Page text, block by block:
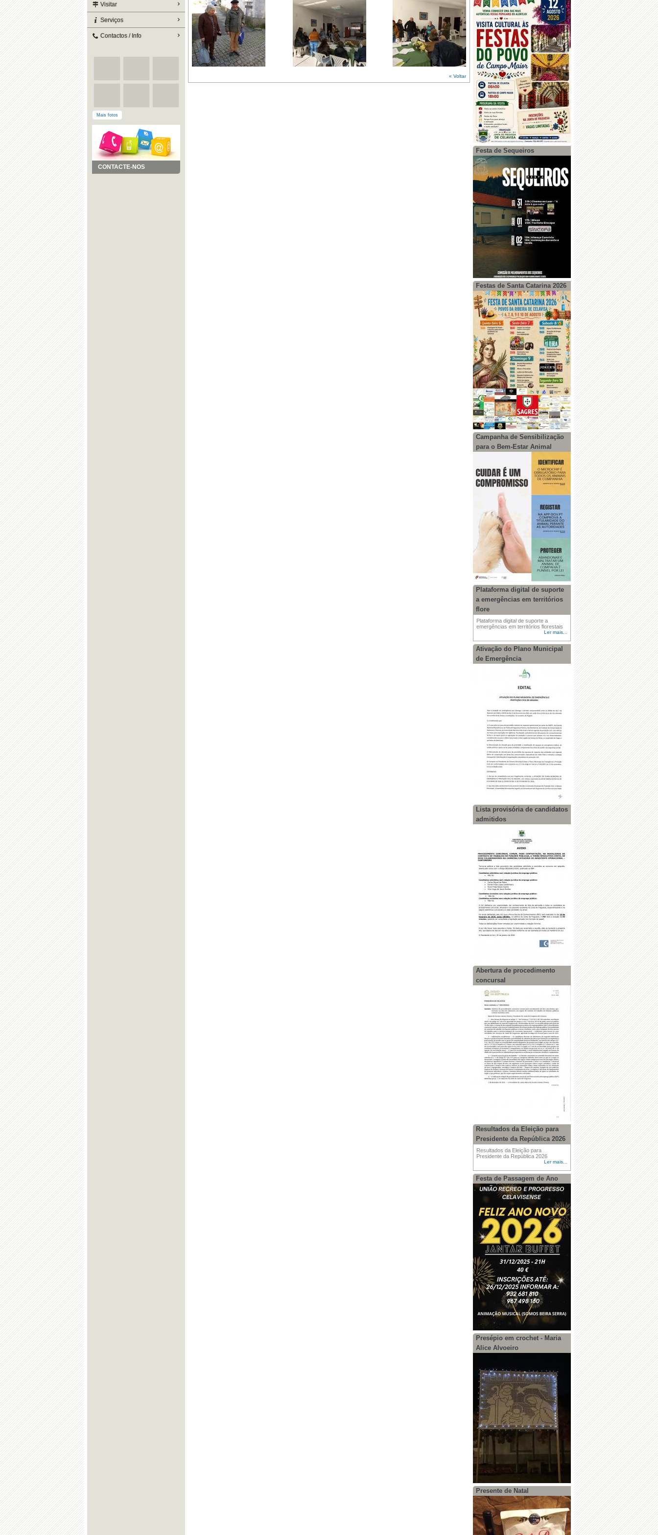
Visitar
Serviços
Contactos / Info
Mais fotos
CONTACTE-NOS
« Voltar
Festa de Sequeiros
Festas de Santa Catarina 2026
Campanha de Sensibilização
para o Bem-Estar Animal
Plataforma digital de suporte
a emergências em territórios
flore
Plataforma digital de suporte a
emergências em territórios florestais
Ler mais...
Ativação do Plano Municipal
de Emergência
Lista provisória de candidatos
admitidos
Abertura de procedimento
concursal
Resultados da Eleição para
Presidente da República 2026
Resultados da Eleição para
Presidente da República 2026
Ler mais...
Festa de Passagem de Ano
Presépio em crochet - Maria
Alice Alvoeiro
Presente de Natal